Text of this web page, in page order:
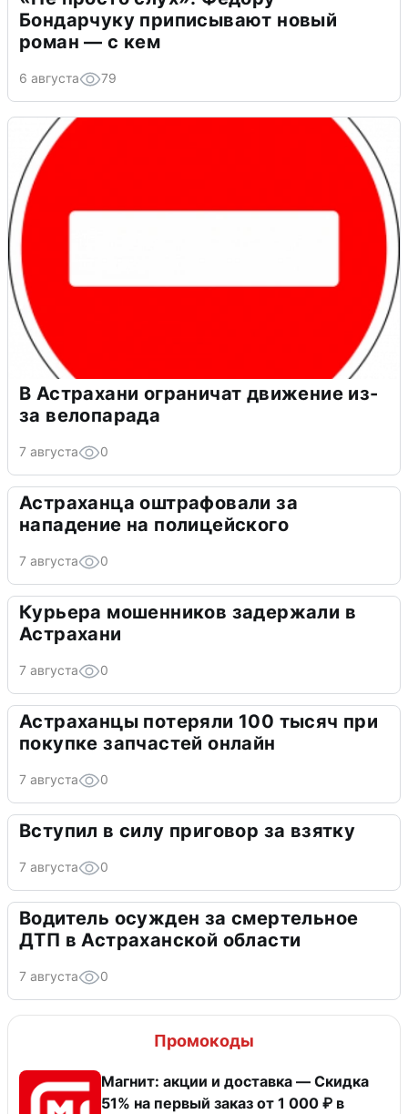
Бондарчуку приписывают новый
роман — с кем
6 августа 79
В Астрахани ограничат движение из-
за велопарада
7 августа 0
Астраханца оштрафовали за
нападение на полицейского
7 августа 0
Курьера мошенников задержали в
Астрахани
7 августа 0
Астраханцы потеряли 100 тысяч при
покупке запчастей онлайн
7 августа 0
Вступил в силу приговор за взятку
7 августа 0
Водитель осужден за смертельное
ДТП в Астраханской области
7 августа 0
Промокоды
Магнит: акции и доставка — Скидка
51% на первый заказ от 1 000 ₽ в